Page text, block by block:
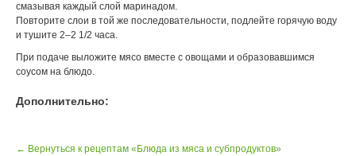
смазывая каждый слой маринадом.
Повторите слои в той же последовательности, подлейте горячую воду
и тушите 2–2 1/2 часа.
При подаче выложите мясо вместе с овощами и образовавшимся
соусом на блюдо.
Дополнительно:
← Вернуться к рецептам «Блюда из мяса и субпродуктов»